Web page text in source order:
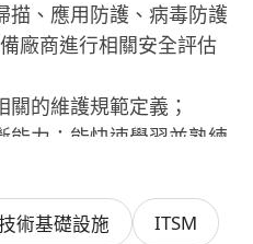
描、應用防護、病毒防護
廠商進行相關安全評估
的維護規範定義；
能力；能快速學習並熟練
於CCNP水平的其他證
術基礎設施 ITSM